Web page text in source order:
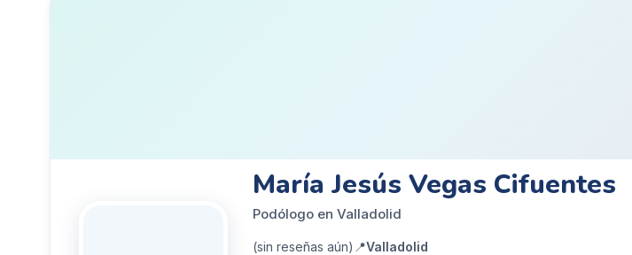
María Jesús Vegas Cifuentes
Podólogo en Valladolid
(sin reseñas aún) 📍Valladolid